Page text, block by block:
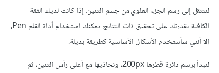
لننتقل إلى رسم الجزء العلوي من جسم التنين. إذا كانت لديك الثقة
الكافية بقدرتك على تحقيق ذات النتائج يمكنك استخدام أداة القلم Pen،
إلا أنني سأستخدم الأشكال الأساسية كطريقة بديلة.
لنبدأ برسم دائرة قطرها 200px، ونحاذيها مع أعلى رأس التنين، ثم